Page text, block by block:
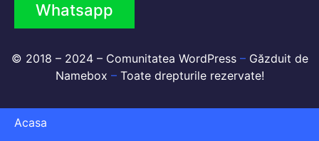
Whatsapp
© 2018 – 2024 – Comunitatea WordPress– Găzduit de
Namebox – Toate drepturile rezervate!
Acasa